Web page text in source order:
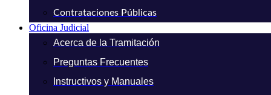
Contrataciones Públicas
Oficina Judicial
Acerca de la Tramitación
Preguntas Frecuentes
Instructivos y Manuales